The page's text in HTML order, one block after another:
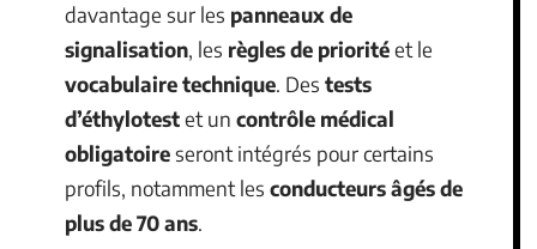
davantage sur les panneaux de
signalisation, les règles de prioritéet le
vocabulaire technique. Des tests
d’éthylotestet un contrôle médical
obligatoireseront intégrés pour certains
profils, notamment les conducteurs âgés de
plus de 70 ans.